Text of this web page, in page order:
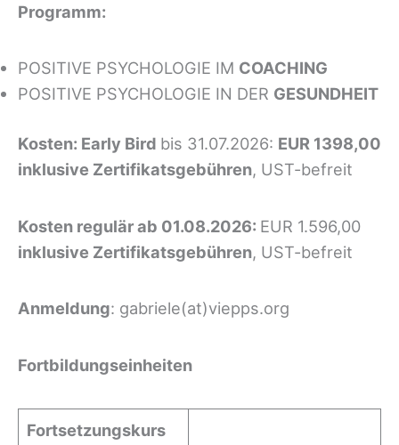
Programm:
POSITIVE PSYCHOLOGIE IM COACHING
POSITIVE PSYCHOLOGIE IN DER GESUNDHEIT
Kosten: Early Bird bis 31.07.2026: EUR 1398,00
inklusive Zertifikatsgebühren, UST-befreit
Kosten regulär ab 01.08.2026: EUR 1.596,00
inklusive Zertifikatsgebühren, UST-befreit
Anmeldung: gabriele(at)viepps.org
Fortbildungseinheiten
Fortsetzungskurs